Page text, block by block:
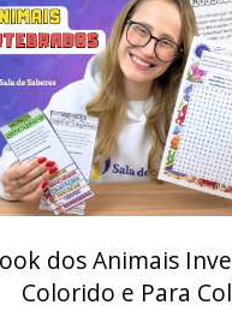
dos Animais
Colorido e Para